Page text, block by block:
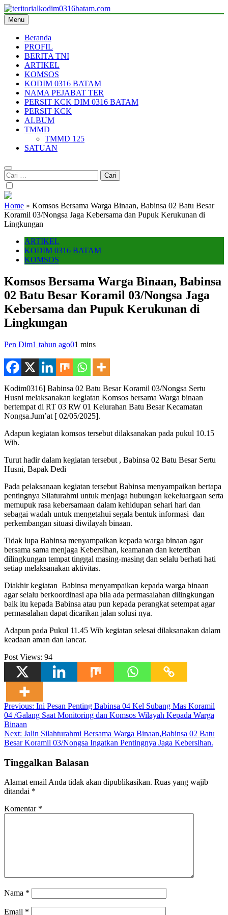
Skip
to
content
teritorialkodim0316batam.com
teritoriakkodimo0316batam
Menu
Beranda
PROFIL
BERITA TNI
ARTIKEL
KOMSOS
KODIM 0316 BATAM
NAMA PEJABAT TER
PERSIT KCK DIM 0316 BATAM
PERSIT KCK
ALBUM
TMMD
TMMD 125
SATUAN
Cari
untuk:
Home » Komsos Bersama Warga Binaan, Babinsa 02 Batu Besar
Koramil 03/Nongsa Jaga Kebersama dan Pupuk Kerukunan di
Lingkungan
ARTIKEL
KODIM 0316 BATAM
KOMSOS
Komsos Bersama Warga Binaan, Babinsa
02 Batu Besar Koramil 03/Nongsa Jaga
Kebersama dan Pupuk Kerukunan di
Lingkungan
Pen Dim1 tahun ago01 mins
Kodim0316] Babinsa 02 Batu Besar Koramil 03/Nongsa Sertu
Husni melaksanakan kegiatan Komsos bersama Warga binaan
bertempat di RT 03 RW 01 Kelurahan Batu Besar Kecamatan
Nongsa.Jum’at [ 02/05/2025].
Adapun kegiatan komsos tersebut dilaksanakan pada pukul 10.15
Wib.
Turut hadir dalam kegiatan tersebut , Babinsa 02 Batu Besar Sertu
Husni, Bapak Dedi
Pada pelaksanaan kegiatan tersebut Babinsa menyampaikan bertapa
pentingnya Silaturahmi untuk menjaga hubungan kekeluargaan serta
memupuk rasa kebersamaan dalam kehidupan sehari hari dan
sebagai wadah untuk mengetahui segala bentuk informasi dan
perkembangan situasi diwilayah binaan.
Tidak lupa Babinsa menyampaikan kepada warga binaan agar
bersama sama menjaga Kebersihan, keamanan dan ketertiban
dilingkungan tempat tinggal masing-masing dan selalu berhati hati
setiap melaksanakan aktivitas.
Diakhir kegiatan Babinsa menyampaikan kepada warga binaan
agar selalu berkoordinasi apa bila ada permasalahan dilingkungan
baik itu kepada Babinsa atau pun kepada perangkat setempat agar
permasalahan dapat dicarikan jalan solusi nya.
Adapun pada Pukul 11.45 Wib kegiatan selesai dilaksanakan dalam
keadaan aman dan lancar.
Post Views: 94
Navigasi
pos
Previous: Ini Pesan Penting Babinsa 04 Kel Subang Mas Koramil
04 /Galang Saat Monitoring dan Komsos Wilayah Kepada Warga
Binaan
Next: Jalin Silahturahmi Bersama Warga Binaan,Babinsa 02 Batu
Besar Koramil 03/Nongsa Ingatkan Pentingnya Jaga Kebersihan.
Tinggalkan Balasan
Alamat email Anda tidak akan dipublikasikan. Ruas yang wajib
ditandai *
Komentar *
Nama *
Email *